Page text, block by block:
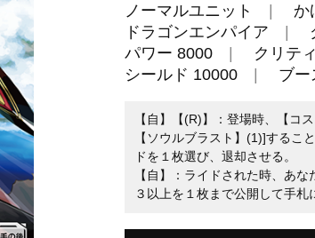
ノーマルユニット か
ドラゴンエンパイア
パワー 8000
クリテ
シールド 10000
ブー
【自】【(R)】：登場時、【コ
【ソウルブラスト】(1)]するこ
ドを１枚選び、退却させる。
【自】：ライドされた時、あ
３以上を１枚まで公開して手札